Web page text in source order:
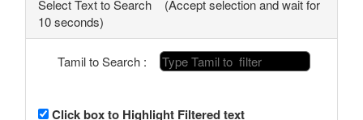
Select Text to Search (Accept selection and wait for
10 seconds)
Tamil to Search :
Click box to Highlight Filtered text